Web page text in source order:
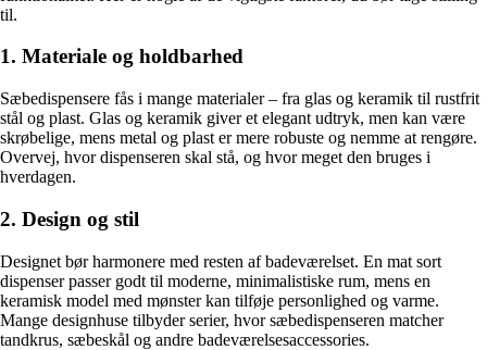
til.
1. Materiale og holdbarhed
Sæbedispensere fås i mange materialer – fra glas og keramik til rustfrit
stål og plast. Glas og keramik giver et elegant udtryk, men kan være
skrøbelige, mens metal og plast er mere robuste og nemme at rengøre.
Overvej, hvor dispenseren skal stå, og hvor meget den bruges i
hverdagen.
2. Design og stil
Designet bør harmonere med resten af badeværelset. En mat sort
dispenser passer godt til moderne, minimalistiske rum, mens en
keramisk model med mønster kan tilføje personlighed og varme.
Mange designhuse tilbyder serier, hvor sæbedispenseren matcher
tandkrus, sæbeskål og andre badeværelsesaccessories.